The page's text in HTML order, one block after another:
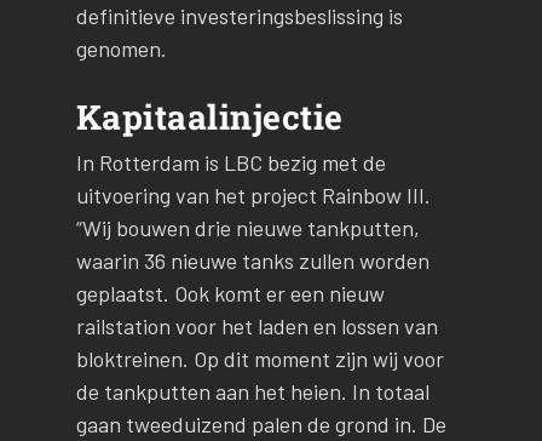
definitieve investeringsbeslissing is
genomen.
Kapitaalinjectie
In Rotterdam is LBC bezig met de
uitvoering van het project Rainbow III.
“Wij bouwen drie nieuwe tankputten,
waarin 36 nieuwe tanks zullen worden
geplaatst. Ook komt er een nieuw
railstation voor het laden en lossen van
bloktreinen. Op dit moment zijn wij voor
de tankputten aan het heien. In totaal
gaan tweeduizend palen de grond in. De